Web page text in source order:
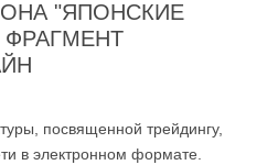
"ЯПОНСКИЕ
ФРАГМЕНТ
посвященной трейдингу,
в электронном формате.